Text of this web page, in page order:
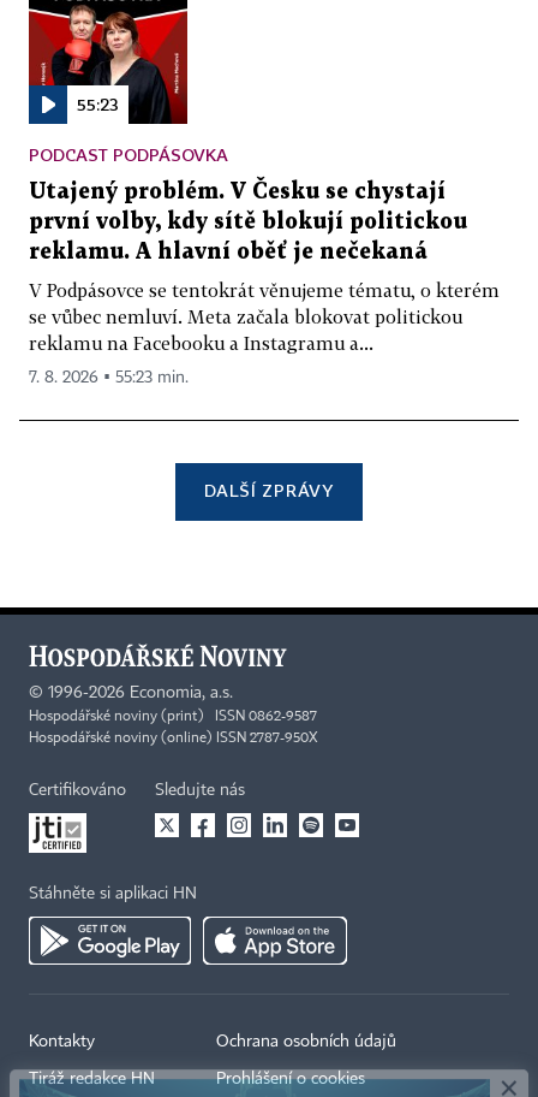
55:23
PODCAST PODPÁSOVKA
Utajený problém. V Česku se chystají
první volby, kdy sítě blokují politickou
reklamu. A hlavní oběť je nečekaná
V Podpásovce se tentokrát věnujeme tématu, o kterém
se vůbec nemluví. Meta začala blokovat politickou
reklamu na Facebooku a Instagramu a...
7. 8. 2026 ▪ 55:23 min.
DALŠÍ ZPRÁVY
© 1996-2026 Economia, a.s.
Hospodářské noviny (print) ISSN 0862-9587
Hospodářské noviny (online) ISSN 2787-950X
Certifikováno Sledujte nás
Stáhněte si aplikaci HN
Kontakty
Tiráž redakce HN
Ochrana osobních údajů
Prohlášení o cookies